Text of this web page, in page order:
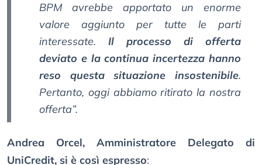
BPM avrebbe apportato un enorme
valore aggiunto per tutte le parti
interessate. Il processo di offerta
deviato e la continua incertezza hanno
reso questa situazione insostenibile.
Pertanto, oggi abbiamo ritirato la nostra
offerta”.
Andrea Orcel, Amministratore Delegato di
UniCredit, si è così espresso: